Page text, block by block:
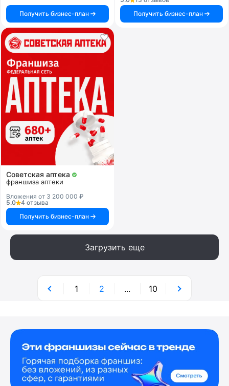
Получить бизнес-план
Получить бизнес-план
Советская аптека
франшиза аптеки
Вложения от 3 200 000 ₽
5.0
4 отзыва
Получить бизнес-план
Загрузить еще
1 2 ... 10